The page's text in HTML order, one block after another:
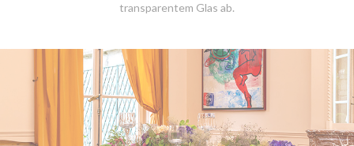
transparentem Glas ab.